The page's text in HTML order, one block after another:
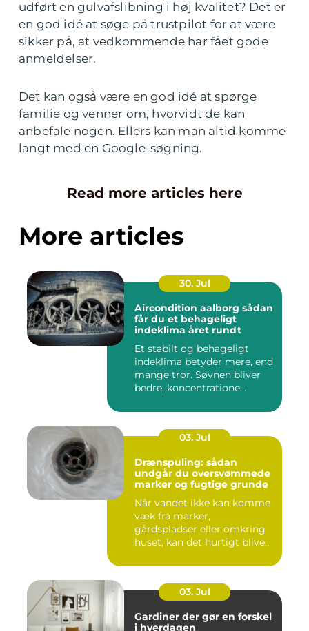
udført en gulvafslibning i høj kvalitet? Det er
en god idé at søge på trustpilot for at være
sikker på, at vedkommende har fået gode
anmeldelser.
Det kan også være en god idé at spørge
familie og venner om, hvorvidt de kan
anbefale nogen. Ellers kan man altid komme
langt med en Google-søgning.
Read more articles here
More articles
30. Jul
Aircondition aalborg sådan
får du et behageligt
indeklima året rundt
Et stabilt og behageligt
indeklima betyder mere, end
mange tror. Søvnen bliver
bedre, koncentratione...
03. Jul
Drænspuling: sådan
undgår du oversvømmede
marker og fugtige grunde
Når vandet ikke kan komme
væk fra marker,
gårdspladser eller omkring
huset, kan det hurtigt blive
03. Jul
Gardiner der gør en forskel
i hverdagen